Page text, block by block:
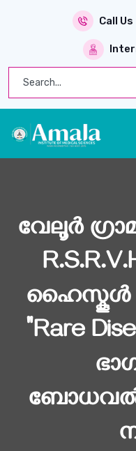
Call Us
വേലൂർ
ഹൈസ്കൂൾ
"Rare